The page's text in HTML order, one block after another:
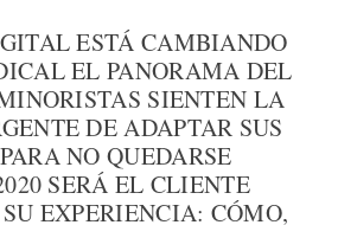
ESTÁ CAMBIANDO
EL PANORAMA DEL
SIENTEN LA
DE ADAPTAR SUS
NO QUEDARSE
SERÁ EL CLIENTE
EXPERIENCIA: CÓMO,